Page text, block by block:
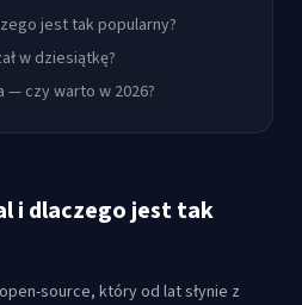
jest tak popularny?
w dziesiątkę?
— czy warto w 2026?
i dlaczego jest tak
source, który od lat słynie z